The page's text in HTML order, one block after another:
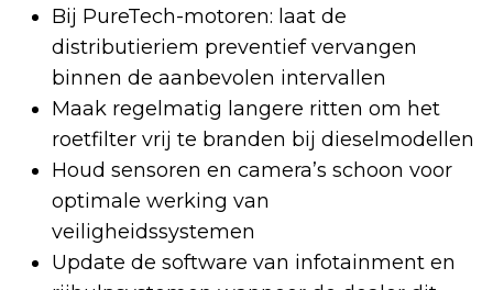
Bij PureTech-motoren: laat de
distributieriem preventief vervangen
binnen de aanbevolen intervallen
Maak regelmatig langere ritten om het
roetfilter vrij te branden bij dieselmodellen
Houd sensoren en camera’s schoon voor
optimale werking van
veiligheidssystemen
Update de software van infotainment en